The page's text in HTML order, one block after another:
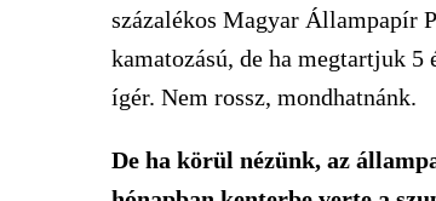
százalékos Magyar Állampapír
kamatozású, de ha megtartjuk
ígér. Nem rossz, mondhatnánk.
De ha körül nézünk, az